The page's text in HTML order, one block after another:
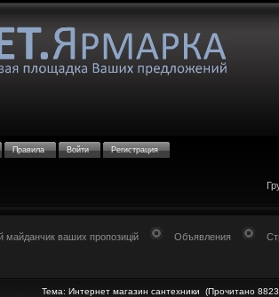
Правила Войти Регистрация
майданчик ваших пропозицій Объявления
Тема: Интернет магазин сантехники (Прочитано